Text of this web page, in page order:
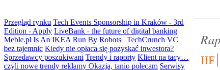
Przegląd rynku Tech Events Sponsorship in Kraków - 3rd
Edition - Apply LiveBank - the future of digital banking
Meble.pl Is An IKEA Run By Robots | TechCrunch VC
bez tajemnic Kiedy nie opłaca się pozyskać inwestora?
Sprzedawcy poszukiwani Trendy i raporty Klient na tacy…
czyli nowe trendy reklamy Okazja, tanio polecam Serwisy
IIF